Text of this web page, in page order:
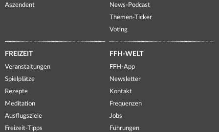
Aszendent
News-Podcast
Themen-Ticker
Voting
FREIZEIT
Veranstaltungen
Spielplätze
Rezepte
Meditation
Ausflugsziele
Freizeit-Tipps
FFH-WELT
FFH-App
Newsletter
Kontakt
Frequenzen
Jobs
Führungen